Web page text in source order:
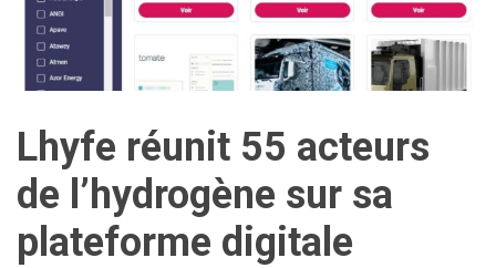
Lhyfe réunit 55 acteurs
de l’hydrogène sur sa
plateforme digitale